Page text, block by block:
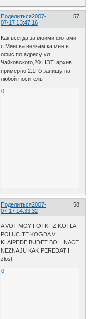
Поделиться 57
2007-
07-17 13:47:16
Как всегда за моими фотами
с Минска велкам ка мне в
офис по адресу ул.
Чайковского,20 НЭТ, архив
примерно 2.1Гб запишу на
любой носитель
0
Поделиться 58
2007-
07-17 14:33:32
A VOT MOY FOTKI IZ KOTLA
POLUCITE KOGDA V
KLAIPEDE BUDET BOI. INACE
NEZNAJU KAK PEREDAT!!
zlost
0